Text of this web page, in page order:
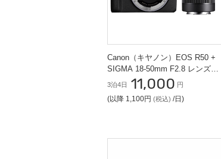
Canon（キヤノン）EOS R50 +
SIGMA 18-50mm F2.8 レンズセ
ット
3泊4日 11,000 円
(以降 1,100円 (税込) /日)